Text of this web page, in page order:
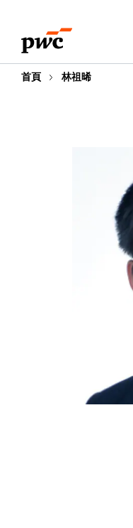
content
footer
首頁 林祖晞